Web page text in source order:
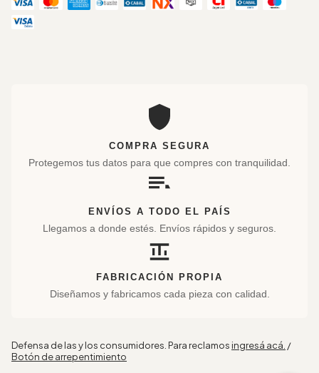
COMPRA SEGURA
Protegemos tus datos para que compres con tranquilidad.
ENVÍOS A TODO EL PAÍS
Llegamos a donde estés. Envíos rápidos y seguros.
FABRICACIÓN PROPIA
Diseñamos y fabricamos cada pieza con calidad.
Defensa de las y los consumidores. Para reclamos ingresá acá. /
Botón de arrepentimiento